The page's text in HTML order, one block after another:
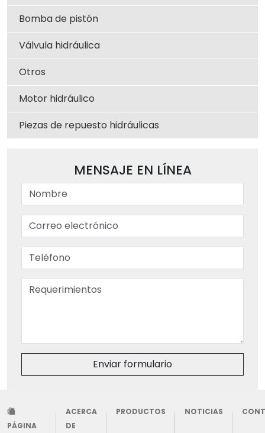
Bomba de pistón
Válvula hidráulica
Otros
Motor hidráulico
Piezas de repuesto hidráulicas
MENSAJE EN LÍNEA
Enviar formulario
PÁGINA
ACERCA
DE
PRODUCTOS NOTICIAS